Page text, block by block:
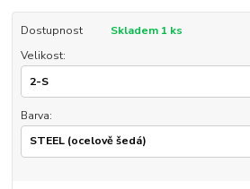
Dostupnost
Skladem 1 ks
Velikost:
Barva: